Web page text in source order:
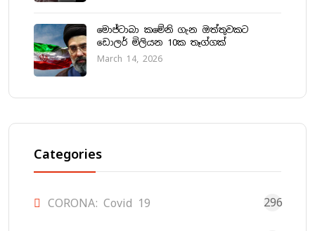
මොජ්ටාබා කමේනි ගැන ඔත්තුවකට
ඩොලර් මිලියන 10ක තෑග්ගක්
March 14, 2026
Categories
CORONA: Covid 19 296